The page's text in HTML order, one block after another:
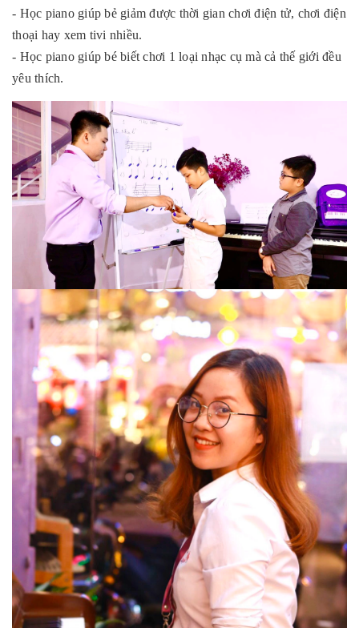
- Học piano giúp bẻ giảm được thời gian chơi điện tử, chơi điện
thoại hay xem tivi nhiều.
- Học piano giúp bé biết chơi 1 loại nhạc cụ mà cả thế giới đều
yêu thích.